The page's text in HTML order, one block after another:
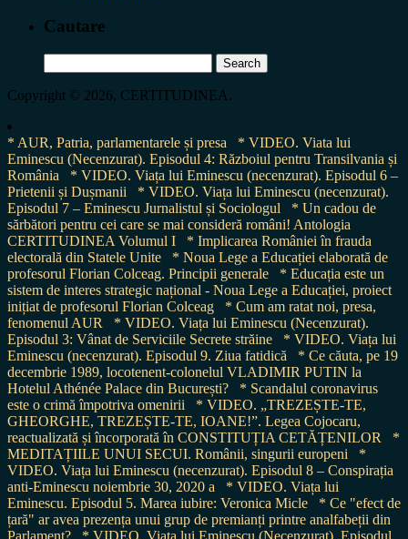
Cautare
for:
Copyright © 2026, CERTITUDINEA.
* AUR, Patria, parlamentarele și presa
* VIDEO. Viata lui
Eminescu (Necenzurat). Episodul 4: Războiul pentru Transilvania și
România
* VIDEO. Viața lui Eminescu (necenzurat). Episodul 6 –
Prietenii și Dușmanii
* VIDEO. Viața lui Eminescu (necenzurat).
Episodul 7 – Eminescu Jurnalistul și Sociologul
* Un cadou de
sărbători pentru cei care se mai consideră români! Antologia
CERTITUDINEA Volumul I
* Implicarea României în frauda
electorală din Statele Unite
* Noua Lege a Educației elaborată de
profesorul Florian Colceag. Principii generale
* Educația este un
sistem de interes strategic național - Noua Lege a Educației, proiect
inițiat de profesorul Florian Colceag
* Cum am ratat noi, presa,
fenomenul AUR
* VIDEO. Viața lui Eminescu (Necenzurat).
Episodul 3: Vânat de Serviciile Secrete străine
* VIDEO. Viața lui
Eminescu (necenzurat). Episodul 9. Ziua fatidică
* Ce căuta, pe 19
decembrie 1989, locotenent-colonelul VLADIMIR PUTIN la
Hotelul Athénée Palace din București?
* Scandalul coronavirus
este o crimă împotriva omenirii
* VIDEO. „TREZEȘTE-TE,
GHEORGHE, TREZEȘTE-TE, IOANE!”. Legea Cojocaru,
reactualizată și încorporată în CONSTITUȚIA CETĂȚENILOR
*
MEDITAȚIILE UNUI SECUI. Românii, singurii europeni
*
VIDEO. Viața lui Eminescu (necenzurat). Episodul 8 – Conspirația
anti-Eminescu noiembrie 30, 2020 a
* VIDEO. Viața lui
Eminescu. Episodul 5. Marea iubire: Veronica Micle
* Ce "efect de
țară" ar avea prezența unui grup de premianți printre analfabeții din
Parlament?
* VIDEO. Viața lui Eminescu (Necenzurat). Episodul